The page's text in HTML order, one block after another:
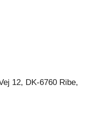
12, DK-6760 Ribe,